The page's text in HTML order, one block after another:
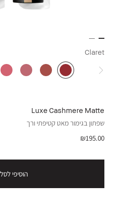
Claret
Luxe Cashmere Matte
שפתון בגימור מאט קטיפתי ורך
₪195.00
הוסיפי